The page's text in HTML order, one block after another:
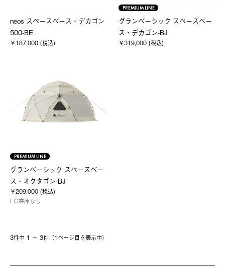
neos スペースベース・デカゴン
500-BE
￥187,000 (税込)
PREMIUM LINE
グランベーシック スペースベー
ス・デカゴン-BJ
￥319,000 (税込)
PREMIUM LINE
グランベーシック スペースベー
ス・オクタゴン-BJ
￥209,000 (税込)
EC在庫なし
3件中 1 〜 3件（1ページ⽬を表⽰中）